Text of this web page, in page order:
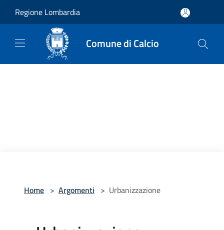
Regione Lombardia
Comune di Calcio
Home > Argomenti > Urbanizzazione